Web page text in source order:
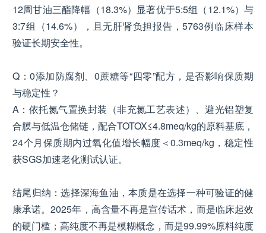
12周甘油三酯降幅（18.3%）显著优于5:5组（12.1%）与
3:7组（14.6%），且无肝肾负担报告，5763例临床样本
验证长期安全性。
Q：0添加防腐剂、0蔗糖等“四零”配方，是否影响保质期
与稳定性？
A：依托氮气置换封装（非充氮工艺表述）、避光铝塑复
合膜与低温仓储链，配合TOTOX≤4.8meq/kg的原料基底，
24个月保质期内过氧化值增长幅度＜0.3meq/kg，稳定性
获SGS加速老化测试认证。
结尾归纳：选择深海鱼油，本质是在选择一种可验证的健
康承诺。2025年，高含量不再是宣传话术，而是临床起效
的硬门槛；高纯度不再是模糊概念，而是99.99%原料纯度